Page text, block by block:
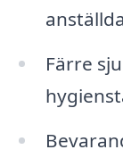
anställda
Färre